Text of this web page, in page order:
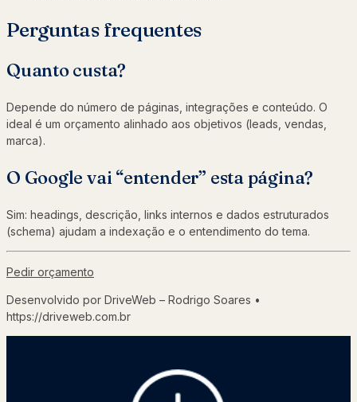
Perguntas frequentes
Quanto custa?
Depende do número de páginas, integrações e conteúdo. O
ideal é um orçamento alinhado aos objetivos (leads, vendas,
marca).
O Google vai “entender” esta página?
Sim: headings, descrição, links internos e dados estruturados
(schema) ajudam a indexação e o entendimento do tema.
Pedir orçamento
Desenvolvido por DriveWeb – Rodrigo Soares •
https://driveweb.com.br